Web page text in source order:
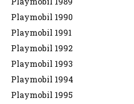
Playmobil 1990
Playmobil 1991
Playmobil 1992
Playmobil 1993
Playmobil 1994
Playmobil 1995